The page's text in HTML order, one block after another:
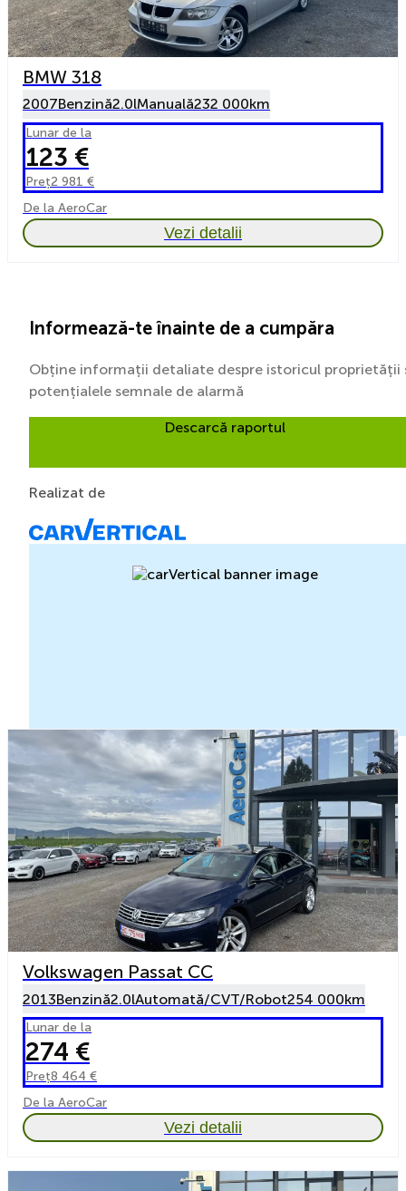
BMW 318
2007Benzină2.0lManuală232 000km
Lunar de la
123 €
Preț2 981 €
De la AeroCar
Vezi detalii
Informează-te înainte de a cumpăra
Obține informații detaliate despre istoricul proprietății
potențialele semnale de alarmă
Descarcă raportul
Realizat de
Volkswagen Passat CC
2013Benzină2.0lAutomată/CVT/Robot254 000km
Lunar de la
274 €
Preț8 464 €
De la AeroCar
Vezi detalii